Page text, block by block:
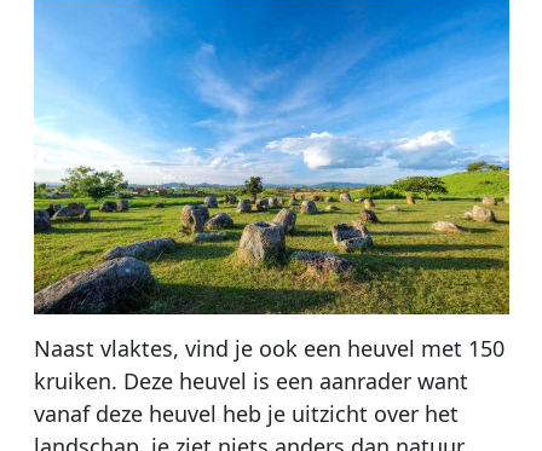
Naast vlaktes, vind je ook een heuvel met 150
kruiken. Deze heuvel is een aanrader want
vanaf deze heuvel heb je uitzicht over het